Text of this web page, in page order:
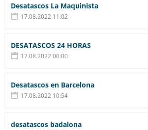
Desatascos La Maquinista
17.08.2022 11:02
DESATASCOS 24 HORAS
17.08.2022 00:00
Desatascos en Barcelona
17.08.2022 10:54
desatascos badalona